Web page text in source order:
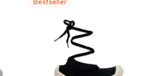
Bestseller